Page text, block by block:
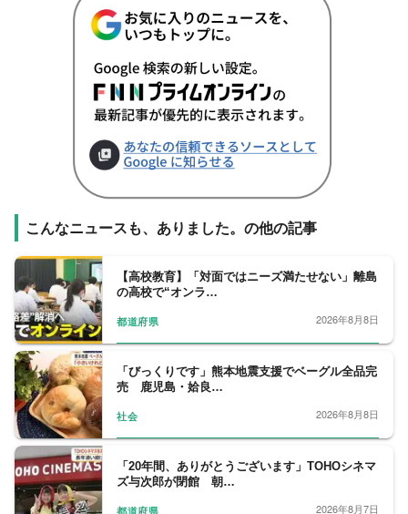
こんなニュースも、ありました。の他の記事
【高校教育】「対面ではニーズ満たせない」離島
の高校で“オンラ…
都道府県 2026年8月8日
「びっくりです」熊本地震支援でベーグル全品完
売 鹿児島・姶良…
社会 2026年8月8日
「20年間、ありがとうございます」TOHOシネマ
ズ与次郎が閉館 朝…
都道府県 2026年8月7日